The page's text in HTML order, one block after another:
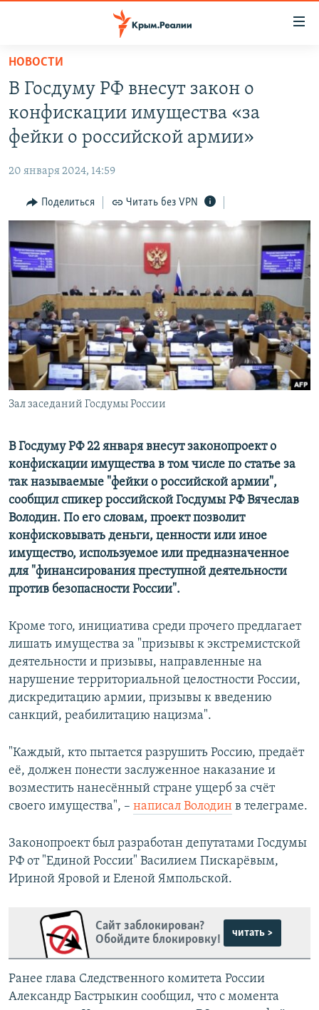
Вернуться
основному
содержанию
Вернутся
главной
навигации
Вернутся
СПЕЦПРОЕКТЫ
ГРУЗ 200
11 ЛЕТ ОККУПАЦИИ КРЫМА. 11 ИСТОРИЙ СОПРОТИВЛЕНИЯ
ВОДА
ЕЩЕ
ИНТЕРАКТИВ
ТЕЛЕПРОЕКТ КРЫМ.РЕАЛИИ
СОВЕТЫ ПРАВОЗАЩИТНИКОВ
ПРОПАВШИЕ БЕЗ ВЕСТИ
ПОБЕДИТЕЛЕЙ НЕ СУДЯТ?
КРЫМ.НЕПОКОРЕННЫЙ
ELIFBE
УКРАИНСКАЯ ПРОБЛЕМА КРЫМА
РАДІО СВОБОДА
КАК ОБОЙТИ БЛОКИРОВКУ
Українською
Qırımtatar
ПРИСОЕДИНЯЙТЕСЬ!
НОВОСТИ
В Госдуму РФ внесут закон о
конфискации имущества «за
фейки о российской армии»
20 января 2024, 14:59
Поделиться Читать без VPN
Зал заседаний Госдумы России
В Госдуму РФ 22 января внесут законопроект о
конфискации имущества в том числе по статье за
так называемые "фейки о российской армии",
сообщил спикер российской Госдумы РФ Вячеслав
Володин. По его словам, проект позволит
конфисковывать деньги, ценности или иное
имущество, используемое или предназначенное
для "финансирования преступной деятельности
против безопасности России".
Кроме того, инициатива среди прочего предлагает
лишать имущества за "призывы к экстремистской
деятельности и призывы, направленные на
нарушение территориальной целостности России,
дискредитацию армии, призывы к введению
санкций, реабилитацию нацизма".
"Каждый, кто пытается разрушить Россию, предаёт
её, должен понести заслуженное наказание и
возместить нанесённый стране ущерб за счёт
своего имущества", – написал Володин в телеграме.
Законопроект был разработан депутатами Госдумы
РФ от "Единой России" Василием Пискарёвым,
Ириной Яровой и Еленой Ямпольской.
Сайт заблокирован?
Обойдите блокировку!
читать >
Ранее глава Следственного комитета России
Александр Бастрыкин сообщил, что с момента